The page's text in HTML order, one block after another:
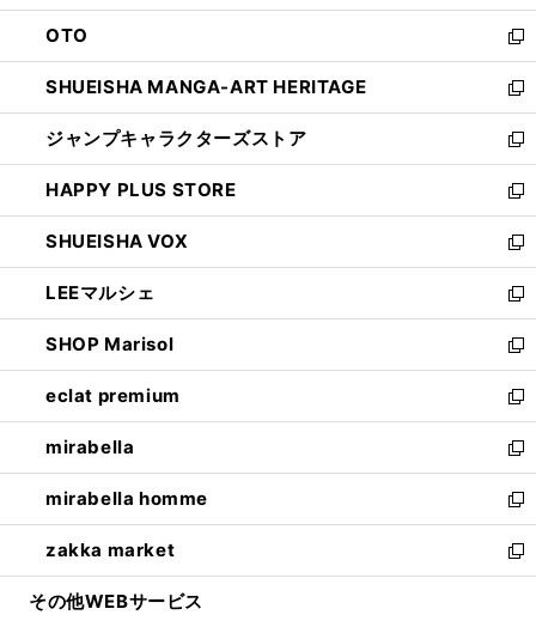
ウ
で
開
く
ン
ド
ウ
で
開
く
OTO
新
し
い
ウ
ィ
ン
ド
ウ
で
開
く
SHUEISHA MANGA-ART HERITAGE
新
し
い
ウ
ィ
ン
ド
ウ
で
開
く
ジャンプキャラクターズストア
新
し
い
ウ
ィ
ン
ド
ウ
で
開
く
HAPPY PLUS STORE
新
し
い
ウ
ィ
ン
ド
ウ
で
開
く
SHUEISHA VOX
新
し
い
ウ
ィ
ン
ド
ウ
で
開
く
LEEマルシェ
新
し
い
ウ
ィ
ン
ド
ウ
で
開
く
SHOP Marisol
新
し
い
ウ
ィ
ン
ド
ウ
で
開
eclat premium
新
し
い
ウ
ィ
ン
ド
ウ
mirabella
新
し
い
ウ
ィ
ン
mirabella homme
新
し
い
ウ
zakka market
新
し
その他WEBサービス